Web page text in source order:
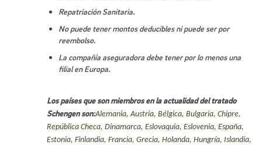
Repatriación Sanitaria.
No puede tener montos deducibles ni puede ser por
reembolso.
La compañía aseguradora debe tener por lo menos una
filial en Europa.
Los países que son miembros en la actualidad del tratado
Schengen son:Alemania, Austria, Bélgica, Bulgaria, Chipre,
República Checa, Dinamarca, Eslovaquia, Eslovenia, España,
Estonia, Finlandia, Francia, Grecia, Holanda, Hungría, Islandia,